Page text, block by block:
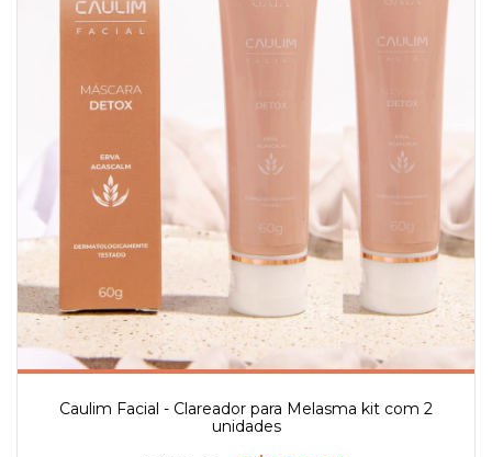
Caulim Facial - Clareador para Melasma kit com 2
unidades